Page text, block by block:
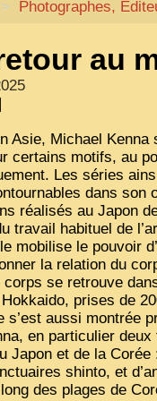
> Photographes,
au
|
Asie, Michael Kenna
certains motifs, au
Les séries
dans son
réalisés au Japon
travail habituel de
mobilise le pouvoir
la relation du
se retrouve
prises de
s’est aussi montrée
en particulier
Japon et de la
shinto, et
des plages de